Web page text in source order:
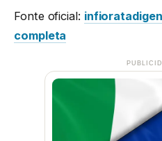
Fonte oficial:
completa